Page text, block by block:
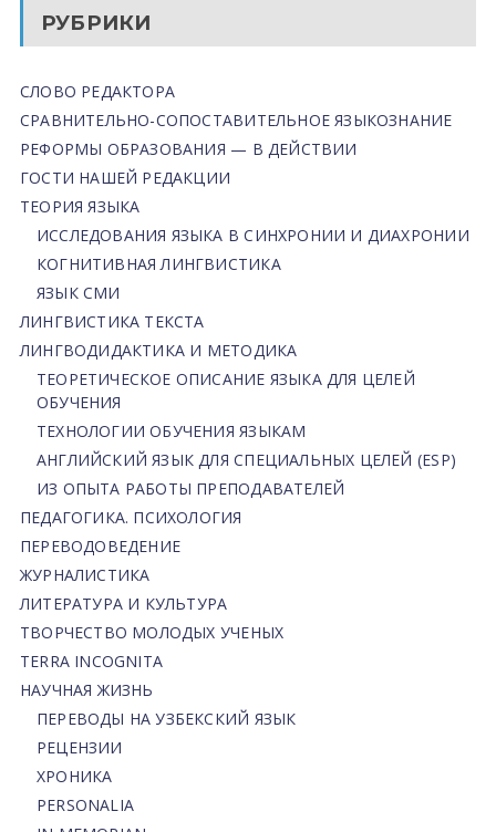
РУБРИКИ
СЛОВО РЕДАКТОРА
СРАВНИТЕЛЬНО-СОПОСТАВИТЕЛЬНОЕ ЯЗЫКОЗНАНИЕ
РЕФОРМЫ ОБРАЗОВАНИЯ — В ДЕЙСТВИИ
ГОСТИ НАШЕЙ РЕДАКЦИИ
ТЕОРИЯ ЯЗЫКА
ИССЛЕДОВАНИЯ ЯЗЫКА В СИНХРОНИИ И ДИАХРОНИИ
КОГНИТИВНАЯ ЛИНГВИСТИКА
ЯЗЫК СМИ
ЛИНГВИСТИКА ТЕКСТА
ЛИНГВОДИДАКТИКА И МЕТОДИКА
ТЕОРЕТИЧЕСКОЕ ОПИСАНИЕ ЯЗЫКА ДЛЯ ЦЕЛЕЙ
ОБУЧЕНИЯ
ТЕХНОЛОГИИ ОБУЧЕНИЯ ЯЗЫКАМ
АНГЛИЙСКИЙ ЯЗЫК ДЛЯ СПЕЦИАЛЬНЫХ ЦЕЛЕЙ (ESP)
ИЗ ОПЫТА РАБОТЫ ПРЕПОДАВАТЕЛЕЙ
ПЕДАГОГИКА. ПСИХОЛОГИЯ
ПЕРЕВОДОВЕДЕНИЕ
ЖУРНАЛИСТИКА
ЛИТЕРАТУРА И КУЛЬТУРА
ТВОРЧЕСТВО МОЛОДЫХ УЧЕНЫХ
TERRA INCOGNITA
НАУЧНАЯ ЖИЗНЬ
ПЕРЕВОДЫ НА УЗБЕКСКИЙ ЯЗЫК
РЕЦЕНЗИИ
ХРОНИКА
PERSONALIA